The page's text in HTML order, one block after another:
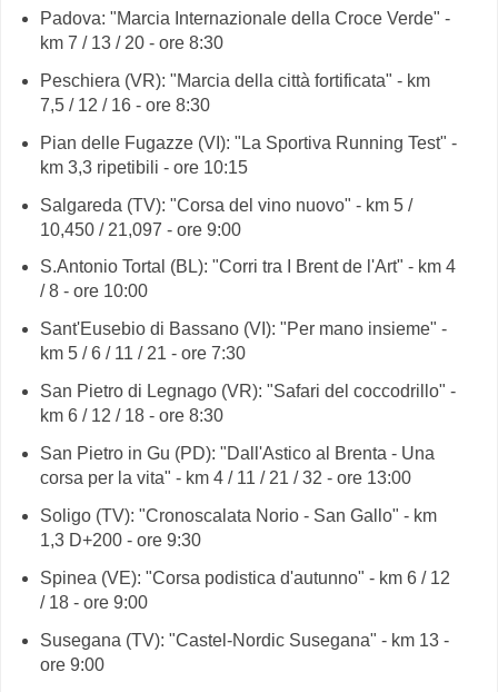
Padova: "Marcia Internazionale della Croce Verde" -
km 7 / 13 / 20 - ore 8:30
Peschiera (VR): "Marcia della città fortificata" - km
7,5 / 12 / 16 - ore 8:30
Pian delle Fugazze (VI): "La Sportiva Running Test" -
km 3,3 ripetibili - ore 10:15
Salgareda (TV): "Corsa del vino nuovo" - km 5 /
10,450 / 21,097 - ore 9:00
S.Antonio Tortal (BL): "Corri tra I Brent de l'Art" - km 4
/ 8 - ore 10:00
Sant'Eusebio di Bassano (VI): "Per mano insieme" -
km 5 / 6 / 11 / 21 - ore 7:30
San Pietro di Legnago (VR): "Safari del coccodrillo" -
km 6 / 12 / 18 - ore 8:30
San Pietro in Gu (PD): "Dall'Astico al Brenta - Una
corsa per la vita" - km 4 / 11 / 21 / 32 - ore 13:00
Soligo (TV): "Cronoscalata Norio - San Gallo" - km
1,3 D+200 - ore 9:30
Spinea (VE): "Corsa podistica d'autunno" - km 6 / 12
/ 18 - ore 9:00
Susegana (TV): "Castel-Nordic Susegana" - km 13 -
ore 9:00